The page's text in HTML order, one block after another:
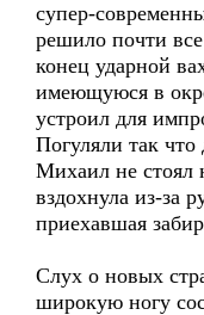
супер-
решило почти
конец ударной
имеющуюся в
устроил для
Погуляли так
Михаил не стоял
вздохнула из-за
приехавшая
Слух о новых
широкую ногу